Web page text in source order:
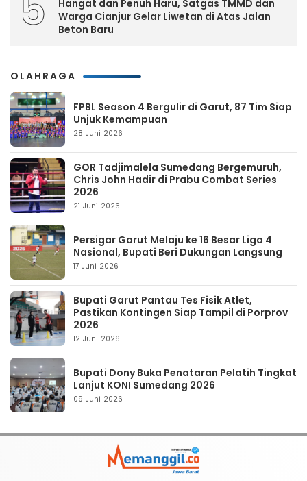
Hangat dan Penuh Haru, Satgas TMMD dan
Warga Cianjur Gelar Liwetan di Atas Jalan
Beton Baru
OLAHRAGA
FPBL Season 4 Bergulir di Garut, 87 Tim Siap
Unjuk Kemampuan
28 Juni 2026
GOR Tadjimalela Sumedang Bergemuruh,
Chris John Hadir di Prabu Combat Series
2026
21 Juni 2026
Persigar Garut Melaju ke 16 Besar Liga 4
Nasional, Bupati Beri Dukungan Langsung
17 Juni 2026
Bupati Garut Pantau Tes Fisik Atlet,
Pastikan Kontingen Siap Tampil di Porprov
2026
12 Juni 2026
Bupati Dony Buka Penataran Pelatih Tingkat
Lanjut KONI Sumedang 2026
09 Juni 2026